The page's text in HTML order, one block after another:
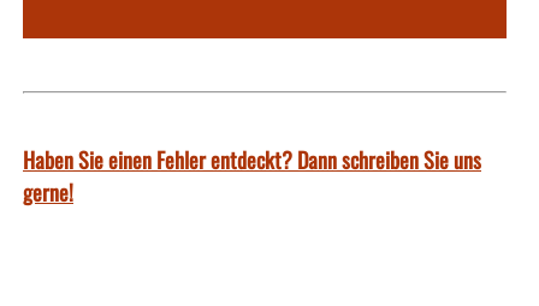
Haben Sie einen Fehler entdeckt? Dann schreiben Sie uns
gerne!